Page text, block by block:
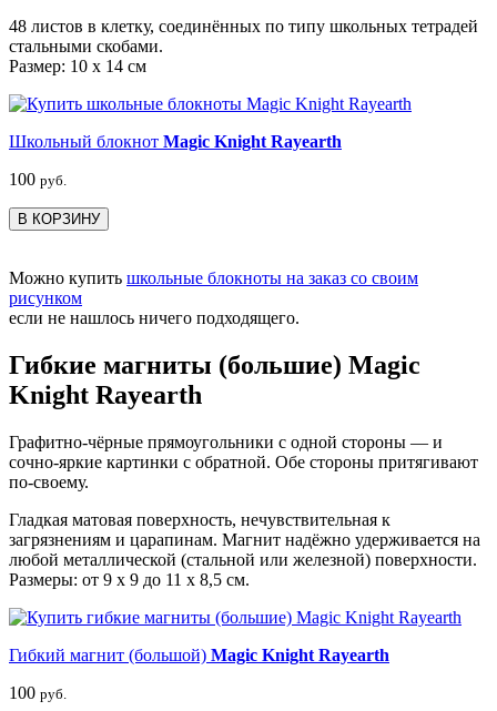
48 листов в клетку, соединённых по типу школьных тетрадей
стальными скобами.
Размер: 10 x 14 см
Школьный блокнот Magic Knight Rayearth
100 руб.
В КОРЗИНУ
Можно купить школьные блокноты на заказ со своим
рисунком
если не нашлось ничего подходящего.
Гибкие магниты (большие) Magic
Knight Rayearth
Графитно-чёрные прямоугольники с одной стороны — и
сочно-яркие картинки с обратной. Обе стороны притягивают
по-своему.
Гладкая матовая поверхность, нечувствительная к
загрязнениям и царапинам. Магнит надёжно удерживается на
любой металлической (стальной или железной) поверхности.
Размеры: от 9 х 9 до 11 х 8,5 см.
Гибкий магнит (большой) Magic Knight Rayearth
100 руб.